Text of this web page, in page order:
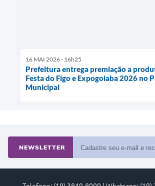
16 MAI 2026 - 16h25
Prefeitura entrega premiação a
Festa do Figo e Expogoiaba 2026 no
Municipal
NEWSLETTER